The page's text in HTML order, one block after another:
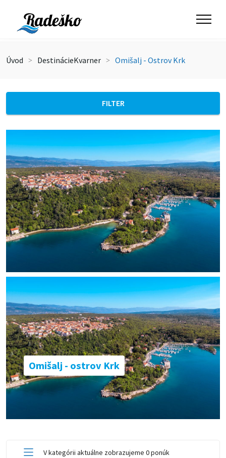
Úvod DestinácieKvarner Omišalj - Ostrov Krk
FILTER
Omišalj - ostrov Krk
V kategórii aktuálne zobrazujeme 0 ponúk